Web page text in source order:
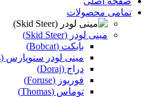
تمامی محصولات
مینی لودر (Skid Steer)
بابکت (Bobcat)
مینی لودر سنوپارس (Snowpars)
دراج (Doraj)
فوریوز (Foruse)
توماس (Thomas)